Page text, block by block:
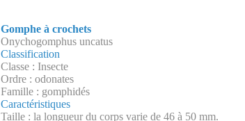
Gomphe à crochets
Onychogomphus uncatus
Classification
Classe : Insecte
Ordre : odonates
Famille : gomphidés
Caractéristiques
Taille : la longueur du corps varie de 46 à 50 mm.